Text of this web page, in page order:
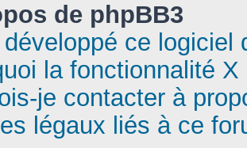
de phpBB3
ce logiciel
la fonctionnalité X
je contacter à
légaux liés à ce